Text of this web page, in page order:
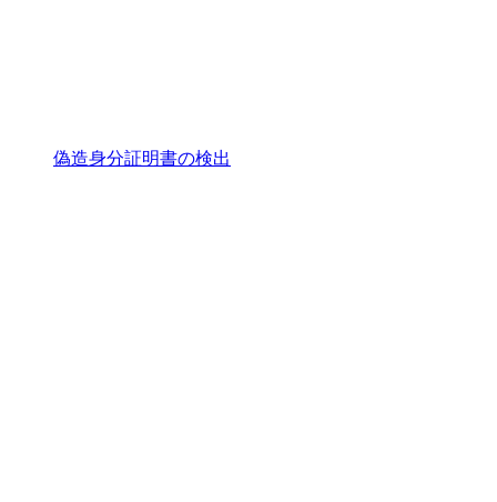
偽造身分証明書の検出